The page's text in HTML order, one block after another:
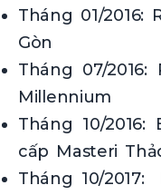
Tháng 01/2016:
Gòn
Tháng 07/
Millennium
Tháng 10/
cấp Masteri
Tháng 10/